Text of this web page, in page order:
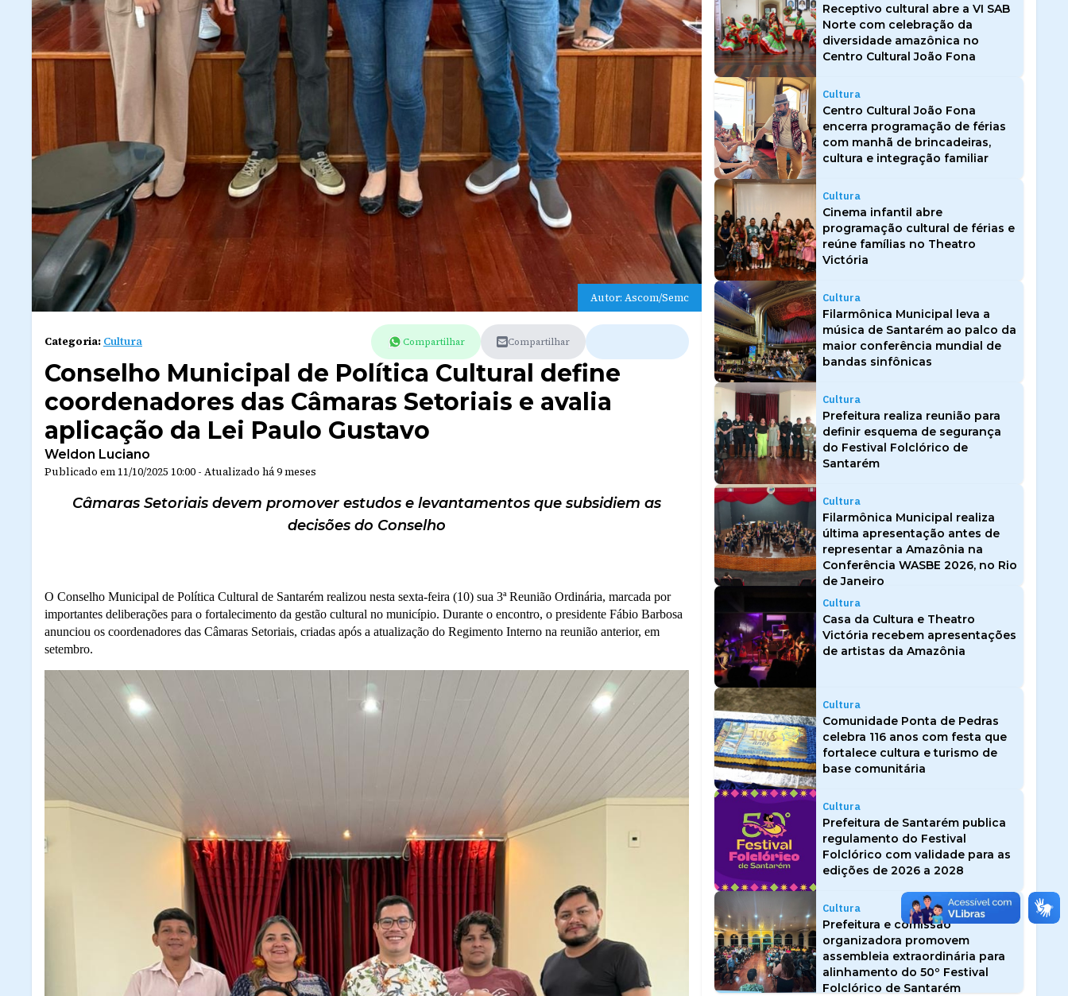
Autor: Ascom/Semc
Categoria: Cultura Compartilhar Compartilhar
Conselho Municipal de Política Cultural define
coordenadores das Câmaras Setoriais e avalia
aplicação da Lei Paulo Gustavo
Weldon Luciano
Publicado em 11/10/2025 10:00 - Atualizado há 9 meses
Câmaras Setoriais devem promover estudos e levantamentos que subsidiem as
decisões do Conselho
O Conselho Municipal de Política Cultural de Santarém realizou nesta sexta-feira (10) sua 3ª Reunião Ordinária, marcada por
importantes deliberações para o fortalecimento da gestão cultural no município. Durante o encontro, o presidente Fábio Barbosa
anunciou os coordenadores das Câmaras Setoriais, criadas após a atualização do Regimento Interno na reunião anterior, em
setembro.
Receptivo cultural abre a VI SAB
Norte com celebração da
diversidade amazônica no
Centro Cultural João Fona
Cultura
Centro Cultural João Fona
encerra programação de férias
com manhã de brincadeiras,
cultura e integração familiar
Cultura
Cinema infantil abre
programação cultural de férias e
reúne famílias no Theatro
Victória
Cultura
Filarmônica Municipal leva a
música de Santarém ao palco da
maior conferência mundial de
bandas sinfônicas
Cultura
Prefeitura realiza reunião para
definir esquema de segurança
do Festival Folclórico de
Santarém
Cultura
Filarmônica Municipal realiza
última apresentação antes de
representar a Amazônia na
Conferência WASBE 2026, no Rio
de Janeiro
Cultura
Casa da Cultura e Theatro
Victória recebem apresentações
de artistas da Amazônia
Cultura
Comunidade Ponta de Pedras
celebra 116 anos com festa que
fortalece cultura e turismo de
base comunitária
Cultura
Prefeitura de Santarém publica
regulamento do Festival
Folclórico com validade para as
edições de 2026 a 2028
Cultura
Prefeitura e comissão
organizadora promovem
assembleia extraordinária para
alinhamento do 50º Festival
Folclórico de Santarém